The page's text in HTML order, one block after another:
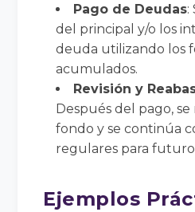
Pago de Deudas:
del principal y/o los
deuda utilizando los
acumulados.
Revisión y
Después del pago, se
fondo y se continúa
regulares para
Ejemplos